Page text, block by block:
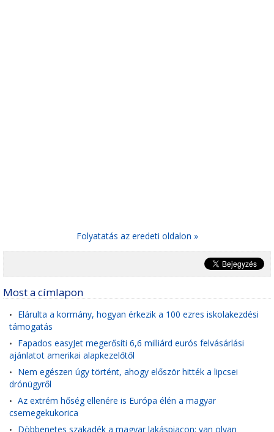
Folyatatás az eredeti oldalon »
Most a címlapon
• Elárulta a kormány, hogyan érkezik a 100 ezres iskolakezdési
támogatás
• Fapados easyJet megerősíti 6,6 milliárd eurós felvásárlási
ajánlatot amerikai alapkezelőtől
• Nem egészen úgy történt, ahogy először hitték a lipcsei
drónügyről
• Az extrém hőség ellenére is Európa élén a magyar
csemegekukorica
• Döbbenetes szakadék a magyar lakáspiacon: van olyan